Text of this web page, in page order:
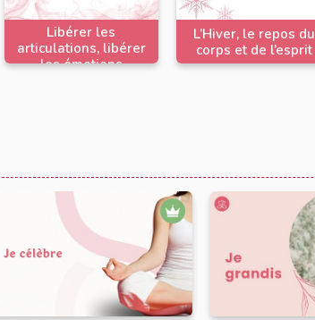
Libérer les
articulations, libérer
les émotions
L’Hiver, le repos du
corps et de l’esprit